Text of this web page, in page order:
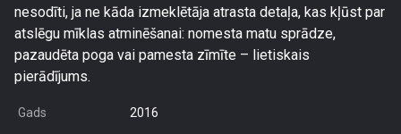
nesodīti, ja ne kāda izmeklētāja atrasta detaļa, kas kļūst par
atslēgu mīklas atminēšanai: nomesta matu sprādze,
pazaudēta poga vai pamesta zīmīte – lietiskais
pierādījums.
Gads 2016